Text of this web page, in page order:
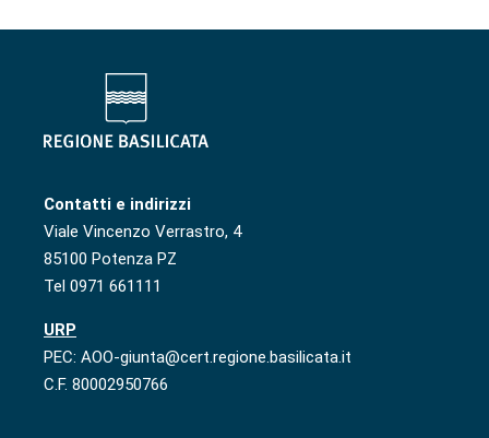
Contatti e indirizzi
Viale Vincenzo Verrastro, 4
85100 Potenza PZ
Tel 0971 661111
URP
PEC: AOO-giunta@cert.regione.basilicata.it
C.F. 80002950766